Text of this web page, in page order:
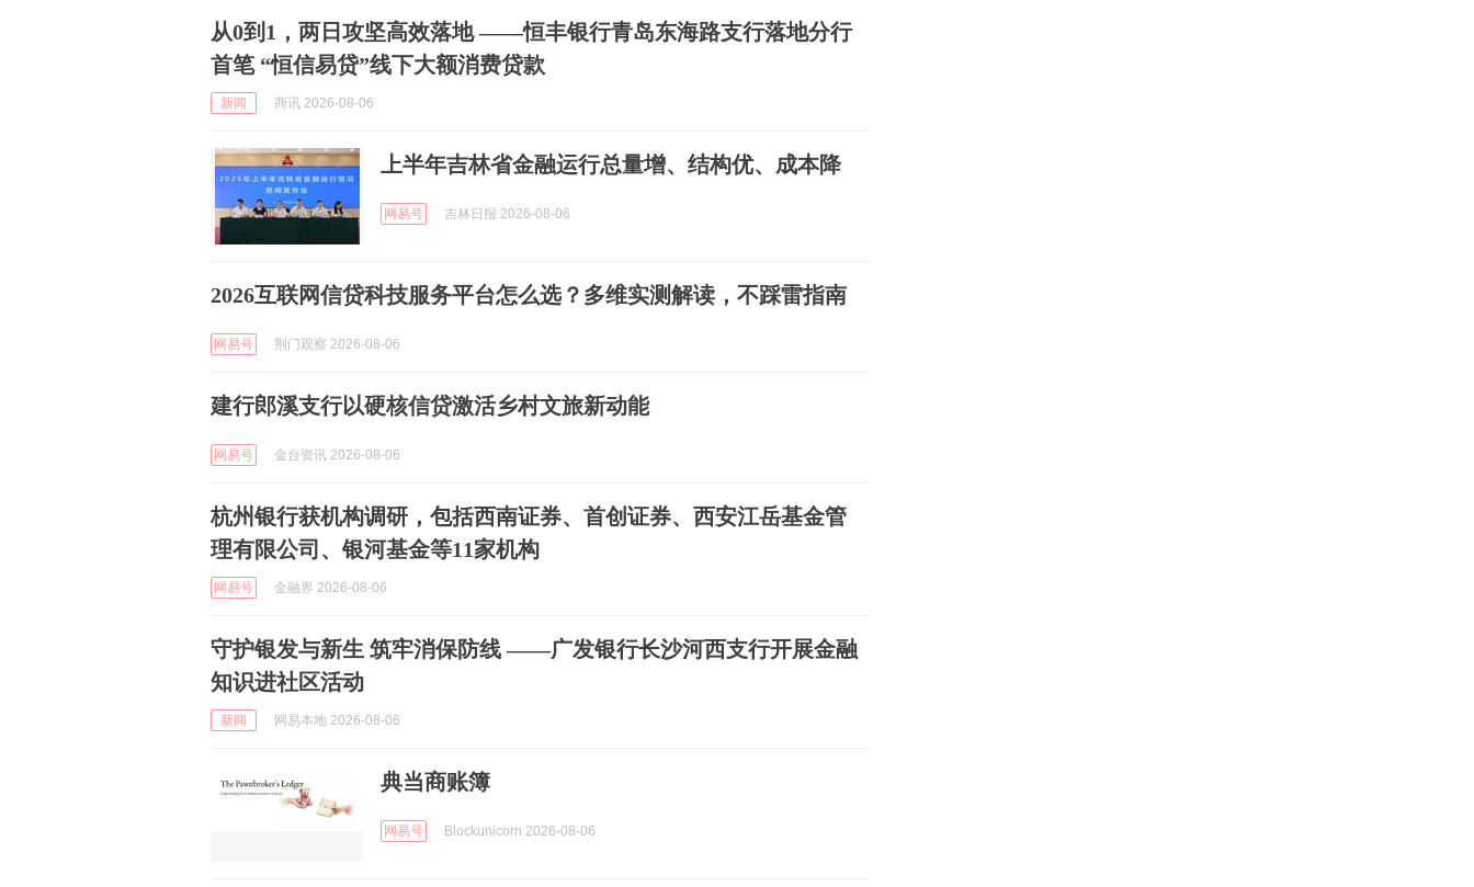
从0到1，两日攻坚高效落地 ——恒丰银行青岛东海路支行落地分行
首笔 “恒信易贷”线下大额消费贷款
新闻 商讯 2026-08-06
上半年吉林省金融运行总量增、结构优、成本降
网易号 吉林日报 2026-08-06
2026互联网信贷科技服务平台怎么选？多维实测解读，不踩雷指南
网易号 荆门观察 2026-08-06
建行郎溪支行以硬核信贷激活乡村文旅新动能
网易号 金台资讯 2026-08-06
杭州银行获机构调研，包括西南证券、首创证券、西安江岳基金管
理有限公司、银河基金等11家机构
网易号 金融界 2026-08-06
守护银发与新生 筑牢消保防线 ——广发银行长沙河西支行开展金融
知识进社区活动
新闻 网易本地 2026-08-06
典当商账簿
网易号 Blockunicorn 2026-08-06